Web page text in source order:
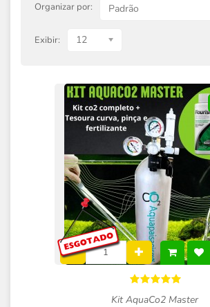
Organizar por: Padrão
Exibir: 12
Kit AquaCo2 Master